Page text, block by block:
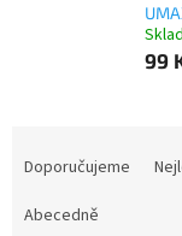
99
Doporučujeme
Abecedně